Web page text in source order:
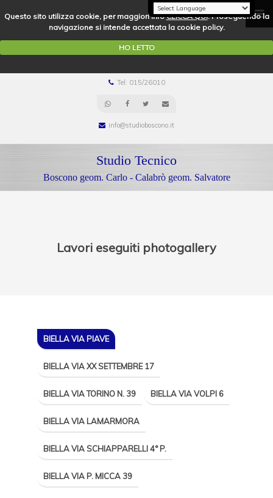
Questo sito utilizza cookie, per maggiori infoCLICCA QUI. Proseguendo la
navigazione si intende accettata la cookie policy.
HO LETTO
Tel: 015/26010
info@studioboscono.it
Studio Tecnico
Boscono geom. Carlo - Calabrò geom. Salvatore
Lavori eseguiti photogallery
BIELLA VIA PIAVE
BIELLA VIA XX SETTEMBRE 17
BIELLA VIA TORINO N. 39 BIELLA VIA VOLPI 6
BIELLA VIA LAMARMORA
BIELLA VIA SCHIAPPARELLI 4° P.
BIELLA VIA P. MICCA 39